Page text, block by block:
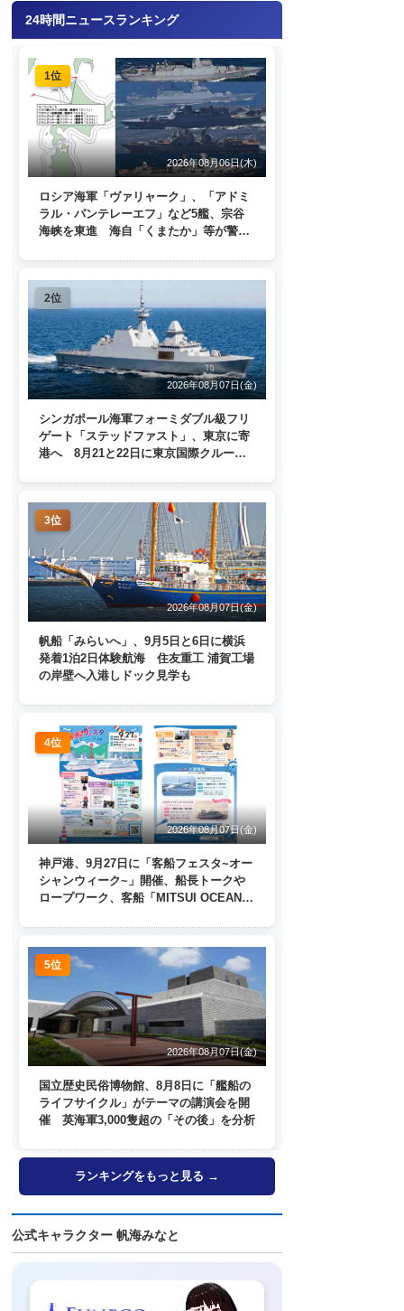
24時間ニュースランキング
1位
2026年08月06日(木)
ロシア海軍「ヴァリャーク」、「アドミ
ラル・パンテレーエフ」など5艦、宗谷
海峡を東進 海自「くまたか」等が警戒
2位
2026年08月07日(金)
シンガポール海軍フォーミダブル級フリ
ゲート「ステッドファスト」、東京に寄
港へ 8月21と22日に東京国際クルーズ
3位
2026年08月07日(金)
帆船「みらいへ」、9月5日と6日に横浜
発着1泊2日体験航海 住友重工 浦賀工場
の岸壁へ入港しドック見学も
4位
2026年08月07日(金)
神戸港、9月27日に「客船フェスタ~オー
シャンウィーク~」開催、船長トークや
ロープワーク、客船「MITSUI OCEAN
5位
2026年08月07日(金)
国立歴史民俗博物館、8月8日に「艦船の
ライフサイクル」がテーマの講演会を開
催 英海軍3,000隻超の「その後」を分析
ランキングをもっと見る →
公式キャラクター 帆海みなと